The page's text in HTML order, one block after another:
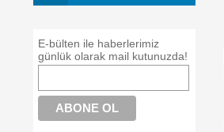
E-bülten ile haberlerimiz
günlük olarak mail kutunuzda!